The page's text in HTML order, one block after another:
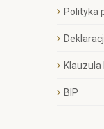
Polityka
BIP